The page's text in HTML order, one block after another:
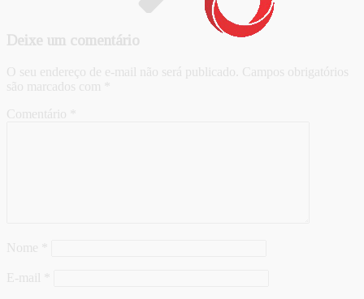
Deixe um comentário
O seu endereço de e-mail não será publicado. Campos obrigatórios
são marcados com
Comentário
Nome
E-mail